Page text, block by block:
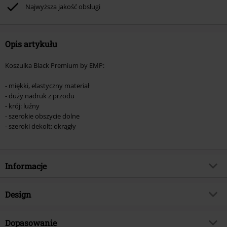
Rammstein, (Till) Lindemann, Böhse Onkelz, Broilers, Die Ärzte, Die Toten
Hosen, Metality oraz artykułów z donacją w cenie.
Najwyższa jakość obsługi
Opis artykułu
Koszulka Black Premium by EMP:
- miękki, elastyczny materiał
- duży nadruk z przodu
- krój: luźny
- szerokie obszycie dolne
- szeroki dekolt: okrągły
Informacje
Numer artykułu
Brand
Design
Rodzaj artykułu
Dopasowanie